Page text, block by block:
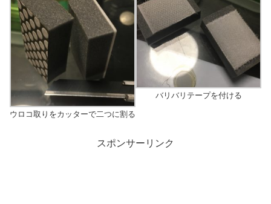
ウロコ取りをカッターで二つに割る
バリバリテープを付ける
スポンサーリンク